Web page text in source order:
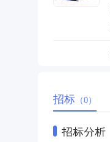
招标 （0）
招标分析